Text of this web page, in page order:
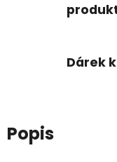
Dárek
Popis